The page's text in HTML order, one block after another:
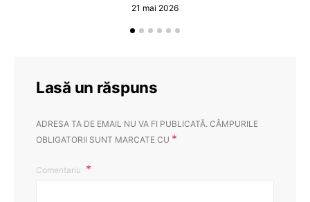
21 mai 2026
Lasă un răspuns
ADRESA TA DE EMAIL NU VA FI PUBLICATĂ. CÂMPURILE
OBLIGATORII SUNT MARCATE CU *
Comentariu